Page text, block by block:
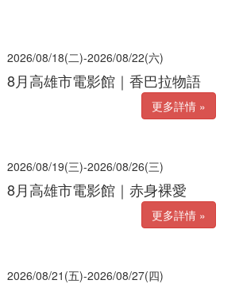
2026/08/18(二)-2026/08/22(六)
8月高雄市電影館｜香巴拉物語
更多詳情 »
2026/08/19(三)-2026/08/26(三)
8月高雄市電影館｜赤身裸愛
更多詳情 »
2026/08/21(五)-2026/08/27(四)